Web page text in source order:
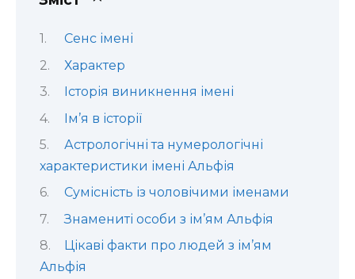
Сенс імені
Характер
Історія виникнення імені
Ім’я в історії
Астрологічні та нумерологічні
характеристики імені Альфія
Сумісність із чоловічими іменами
Знамениті особи з ім’ям Альфія
Цікаві факти про людей з ім’ям
Альфія